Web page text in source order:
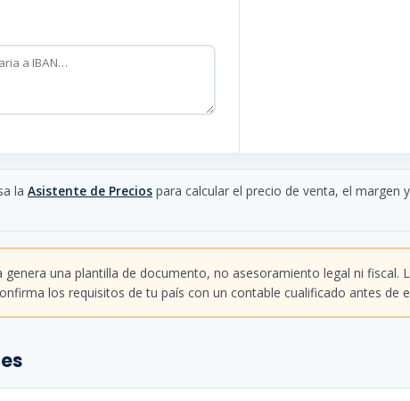
la Asistente de Precios para calcular el precio de venta, el margen
genera una plantilla de documento, no asesoramiento legal ni fiscal.
los requisitos de tu país con un contable cualificado antes de